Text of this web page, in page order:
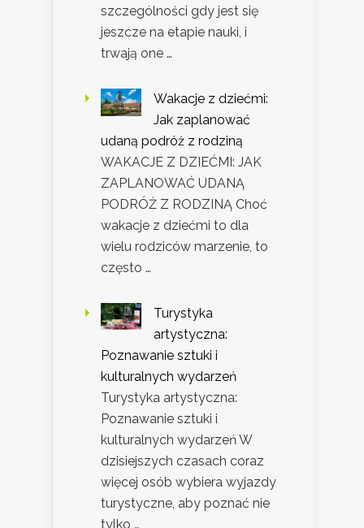
szczególności gdy jest się
jeszcze na etapie nauki, i
trwają one …
Wakacje z dziećmi:
Jak zaplanować
udaną podróż z rodziną
WAKACJE Z DZIEĆMI: JAK
ZAPLANOWAĆ UDANĄ
PODRÓŻ Z RODZINĄ Choć
wakacje z dziećmi to dla
wielu rodziców marzenie, to
często …
Turystyka
artystyczna:
Poznawanie sztuki i
kulturalnych wydarzeń
Turystyka artystyczna:
Poznawanie sztuki i
kulturalnych wydarzeń W
dzisiejszych czasach coraz
więcej osób wybiera wyjazdy
turystyczne, aby poznać nie
tylko …